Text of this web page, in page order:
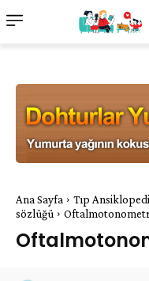
Ana Sayfa Tıp
sözlüğü